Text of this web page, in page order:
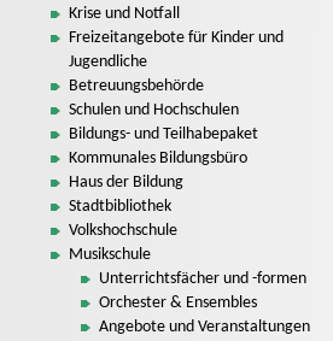
Krise und Notfall
Freizeitangebote für Kinder und
Jugendliche
Betreuungsbehörde
Schulen und Hochschulen
Bildungs- und Teilhabepaket
Kommunales Bildungsbüro
Haus der Bildung
Stadtbibliothek
Volkshochschule
Musikschule
Unterrichtsfächer und -formen
Orchester & Ensembles
Angebote und Veranstaltungen